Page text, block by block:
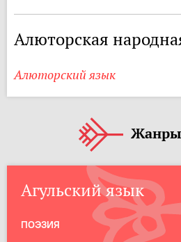
Алюторская
Алюторский язык
Жанры
Агульский язык
ПОЭЗИЯ